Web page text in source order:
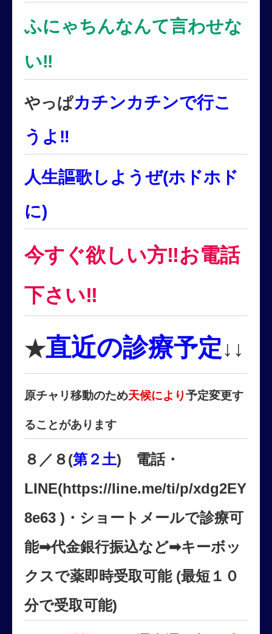
ふにゃちんなんて言わせな
い‼
やっぱカチンカチンで行こ
うよ‼
人生謳歌しようぜ(ホドホド
に)
今すぐ欲しい方‼お電話
下さい‼
★直近の診療予定↓↓
原チャリ移動のため天候により予定変更す
ることがあります
８／８(第２土) 電話・
LINE(https://line.me/ti/p/xdg2EY
8e63 )・ショートメールで診療可
能➡代金銀行振込など➡キーボッ
クスで薬即時受取可能 (最短１０
分で受取可能)